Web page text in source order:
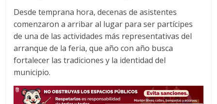
Desde temprana hora, decenas de asistentes
comenzaron a arribar al lugar para ser partícipes
de una de las actividades más representativas del
arranque de la feria, que año con año busca
fortalecer las tradiciones y la identidad del
municipio.